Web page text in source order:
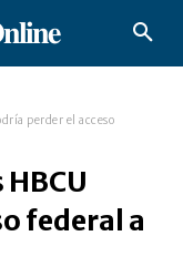
perder el acceso
federal a